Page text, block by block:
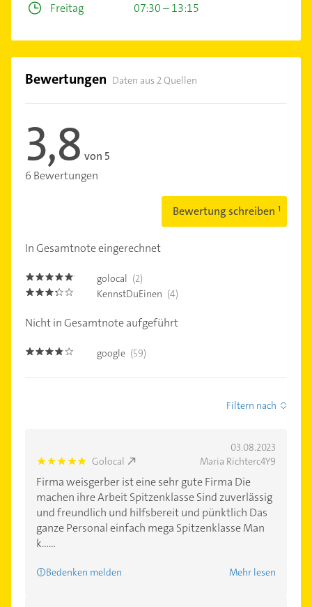
Freitag
07:30 – 13:15
Bewertungen Daten aus 2 Quellen
3,8 von 5
6 Bewertungen
Bewertung schreiben
In Gesamtnote eingerechnet
5.0 golocal (2)
3.2 KennstDuEinen (4)
Nicht in Gesamtnote aufgeführt
3.7 google (59)
Filtern nach
03.08.2023
5.0 Golocal Maria Richterc4Y9
Firma weisgerber ist eine sehr gute Firma Die
machen ihre Arbeit Spitzenklasse Sind zuverlässig
und freundlich und hilfsbereit und pünktlich Das
ganze Personal einfach mega Spitzenklasse Man
k......
Bedenken melden Mehr lesen